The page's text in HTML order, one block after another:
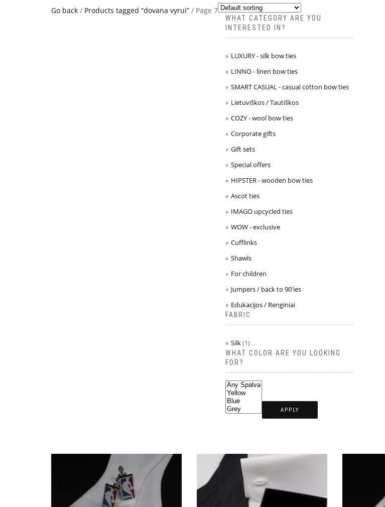
Go back / Products tagged “dovana vyrui” / Page 7
WHAT CATEGORY ARE YOU
INTERESTED IN?
LUXURY - silk bow ties
LINNO - linen bow ties
SMART CASUAL - casual cotton bow ties
Lietuviškos / Tautiškos
COZY - wool bow ties
Corporate gifts
Gift sets
Special offers
HIPSTER - wooden bow ties
Ascot ties
IMAGO upcycled ties
WOW - exclusive
Cufflinks
Shawls
For children
Jumpers / back to 90'ies
Edukacijos / Renginiai
FABRIC
Silk(1)
WHAT COLOR ARE YOU LOOKING
FOR?
APPLY